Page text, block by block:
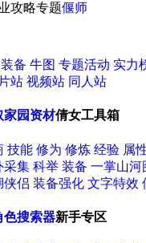
偃师
装备 牛图 专题活动 实力
站 视频站 同人站
家园资材倩女工具箱
技能 修为 修炼 经验 属
采集 科举 装备 一掌山河
侠侣 装备强化 文字特效
色搜索器新手专区